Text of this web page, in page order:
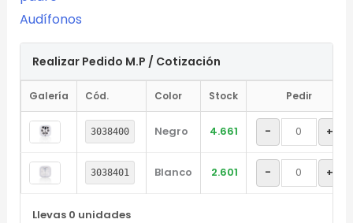
Audífonos
Realizar Pedido M.P / Cotización
Galería Cód. Color Stock Pedir
3038400 Negro 4.661 - +
3038401 Blanco 2.601 - +
Llevas 0 unidades